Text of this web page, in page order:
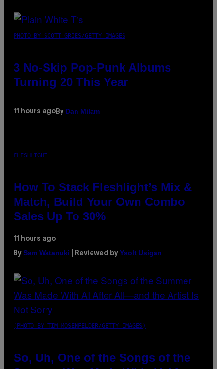
PHOTO BY SCOTT GRIES/GETTY IMAGES
3 No-Skip Pop-Punk Albums
Turning 20 This Year
11 hours ago By Dan Milam
FLESHLIGHT
How To Stack Fleshlight’s Mix &
Match, Build Your Own Combo
Sales Up To 30%
11 hours ago
By Sam Watanuki | Reviewed by Ysolt Usigan
(PHOTO BY TIM MOSENFELDER/GETTY IMAGES)
So, Uh, One of the Songs of the